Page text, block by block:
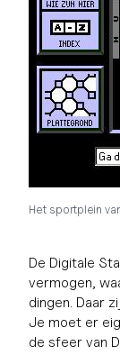
Het sportplein
De Digitale
vermogen,
dingen. Daar
Je moet er
de sfeer van